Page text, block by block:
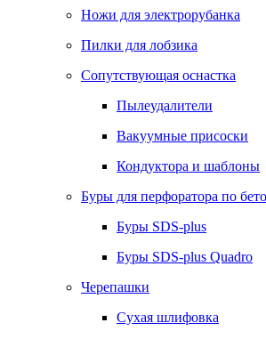
Ножи для электрорубанка
Пилки для лобзика
Сопутствующая оснастка
Пылеудалители
Вакуумные присоски
Кондуктора и шаблоны
Буры для перфоратора по
Буры SDS-plus
Буры SDS-plus Quadro
Черепашки
Сухая шлифовка